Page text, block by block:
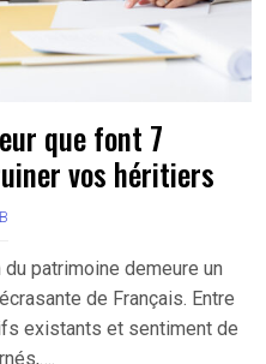
que font 7
vos héritiers
patrimoine demeure un
de Français. Entre
existants et sentiment de